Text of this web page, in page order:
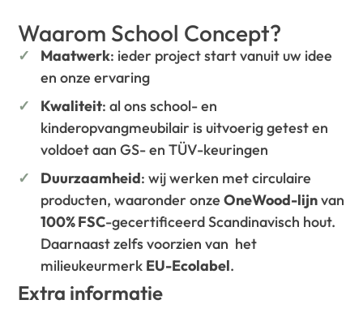
Waarom School Concept?
Maatwerk: ieder project start vanuit uw idee
en onze ervaring
Kwaliteit: al ons school- en
kinderopvangmeubilair is uitvoerig getest en
voldoet aan GS- en TÜV-keuringen
Duurzaamheid: wij werken met circulaire
producten, waaronder onzeOneWood-lijnvan
100% FSC-gecertificeerd Scandinavisch hout.
Daarnaast zelfs voorzien van het
milieukeurmerk EU-Ecolabel.
Extra informatie